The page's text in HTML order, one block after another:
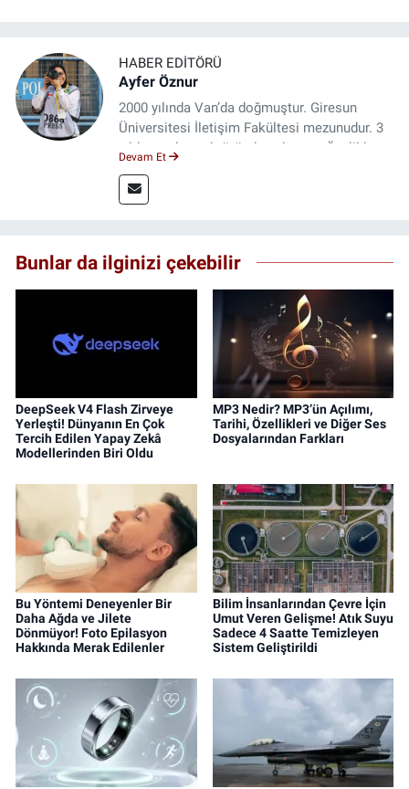
HABER EDITÖRÜ
Ayfer Öznur
2000 yılında Van’da doğmuştur. Giresun
Üniversitesi İletişim Fakültesi mezunudur. 3
yıldır medya sektöründe çalışıyor. Özelikle
Devam Et
Bunlar da ilginizi çekebilir
DeepSeek V4 Flash Zirveye
Yerleşti! Dünyanın En Çok
Tercih Edilen Yapay Zekâ
Modellerinden Biri Oldu
MP3 Nedir? MP3’ün Açılımı,
Tarihi, Özellikleri ve Diğer Ses
Dosyalarından Farkları
Bu Yöntemi Deneyenler Bir
Daha Ağda ve Jilete
Dönmüyor! Foto Epilasyon
Hakkında Merak Edilenler
Bilim İnsanlarından Çevre İçin
Umut Veren Gelişme! Atık Suyu
Sadece 4 Saatte Temizleyen
Sistem Geliştirildi